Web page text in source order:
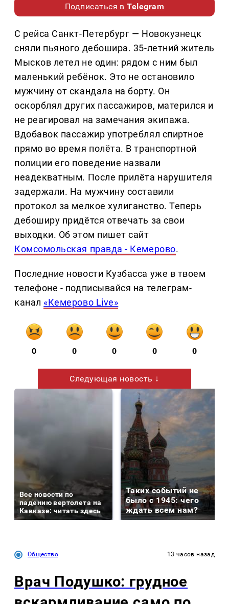
Подписаться вTelegram
С рейса Санкт-Петербург — Новокузнецк
сняли пьяного дебошира. 35-летний житель
Мысков летел не один: рядом с ним был
маленький ребёнок. Это не остановило
мужчину от скандала на борту. Он
оскорблял других пассажиров, матерился и
не реагировал на замечания экипажа.
Вдобавок пассажир употреблял спиртное
прямо во время полёта. В транспортной
полиции его поведение назвали
неадекватным. После прилёта нарушителя
задержали. На мужчину составили
протокол за мелкое хулиганство. Теперь
дебоширу придётся отвечать за свои
выходки. Об этом пишет сайт
Комсомольская правда - Кемерово.
Последние новости Кузбасса уже в твоем
телефоне - подписывайся на телеграм-
канал «Кемерово Live»
0 0 0 0 0
Следующая новость ↓
Все новости по
падению вертолета на
Кавказе: читать здесь
Таких событий не
было с 1945: чего
ждать всем нам?
Общество 13 часов назад
Врач Подушко: грудное